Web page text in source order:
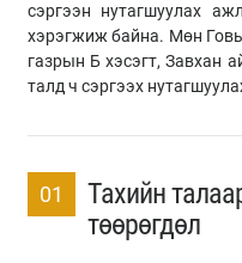
сэргээн нутагшуулах
хэрэгжиж байна. Мөн
газрын Б хэсэгт, Завхан
талд ч сэргээх
01
Тахийн
төөрөгдөл